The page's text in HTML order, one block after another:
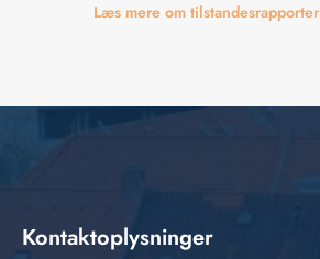
Læs mere om tilstandesrapporter
Kontaktoplysninger